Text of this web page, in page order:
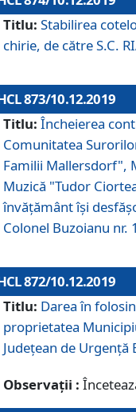
Titlu: Stabilirea
chirie, de către S.C.
873/10.12.2019
Titlu: Încheierea
Comunitatea
Familii Mallersdorf",
Muzică "Tudor
învățământ îşi
Colonel Buzoianu nr.
872/10.12.2019
Titlu: Darea în
proprietatea
Judeţean de Urgenţă
Observații :